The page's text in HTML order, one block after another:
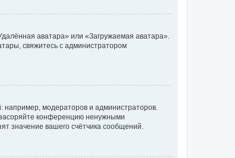
аватара» или «Загружаемая аватара».
свяжитесь с администратором
модераторов и администраторов.
конференцию ненужными
значение вашего счётчика сообщений.